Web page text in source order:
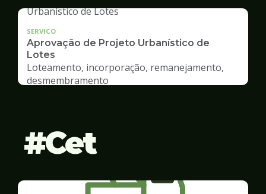
SERVICO
Aprovação de Projeto Urbanístico de
Lotes
Loteamento, incorporação, remanejamento,
desmembramento
Cet